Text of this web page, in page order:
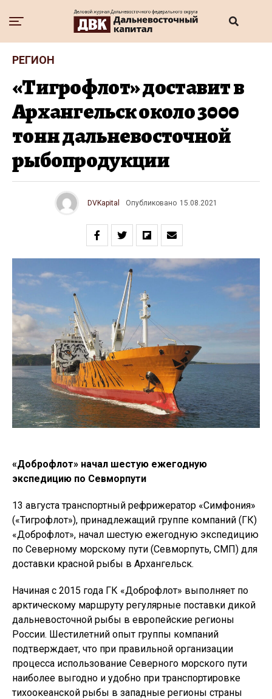
РЕГИОН
«Тигрофлот» доставит в
Архангельск около 3000
тонн дальневосточной
рыбопродукции
DVKapital Опубликовано 15.08.2021
«Доброфлот» начал шестую ежегодную
экспедицию по Севморпути
13 августа транспортный рефрижератор «Симфония»
(«Тигрофлот»), принадлежащий группе компаний (ГК)
«Доброфлот», начал шестую ежегодную экспедицию
по Северному морскому пути (Севморпуть, СМП) для
доставки красной рыбы в Архангельск.
Начиная с 2015 года ГК «Доброфлот» выполняет по
арктическому маршруту регулярные поставки дикой
дальневосточной рыбы в европейские регионы
России. Шестилетний опыт группы компаний
подтверждает, что при правильной организации
процесса использование Северного морского пути
наиболее выгодно и удобно при транспортировке
тихоокеанской рыбы в западные регионы страны